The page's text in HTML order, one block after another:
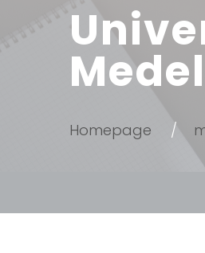
Homepage